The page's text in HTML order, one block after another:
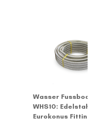
Wasser
WHS10:
Eurokonus